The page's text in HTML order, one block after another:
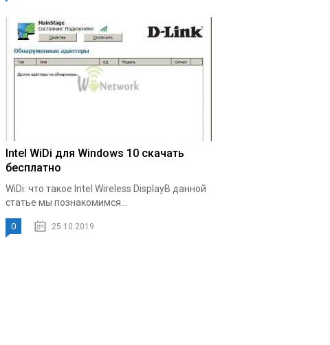
Intel WiDi для Windows 10 скачать
бесплатно
WiDi: что такое Intel Wireless DisplayВ данной
статье мы познакомимся...
0 25.10.2019